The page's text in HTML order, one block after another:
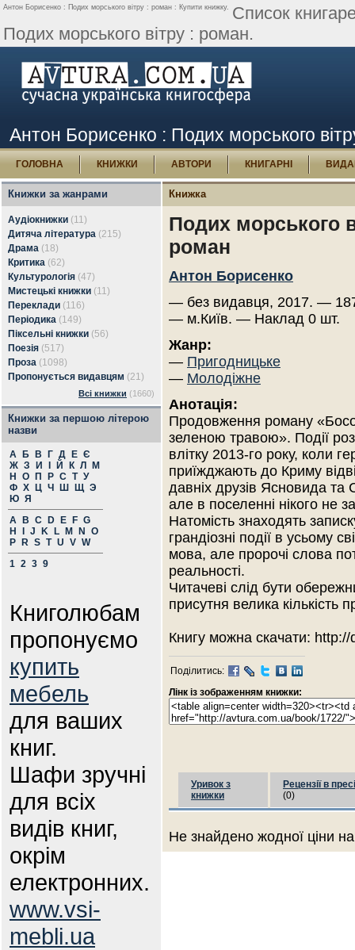
Антон Борисенко : Подих морського вітру : роман : Купити книжку. Список
Подих морського вітру : роман.
Антон Борисенко : Подих морського
ГОЛОВНА КНИЖКИ АВТОРИ КНИГАРНІ
Книжки за жанрами
Аудіокнижки (11)
Дитяча література (215)
Драма (18)
Критика (62)
Культурологія (47)
Мистецькі книжки (11)
Переклади (116)
Періодика (149)
Піксельні книжки (56)
Поезія (517)
Проза (1098)
Пропонується видавцям (21)
Всі книжки (1660)
Книжки за першою літерою
назви
А Б В Г Д Е Є
Ж З И Й К Л
М
Н
О П Р С Т У
Ф Х Ц Ч Ш Щ Э
Ю Я
A
B C D E F G
H
J K L M N
O
P
R S T U V W
1 2 3 9
Книголюбам
пропонуємо
купить
мебель
для ваших
книг.
Шафи зручні
для всіх
видів книг,
окрім
електронних.
www.vsi-
mebli.ua
Книжка
Подих морського
роман
Антон Борисенко
— без видавця, 2017. —
— м.Київ. — Наклад 0 шт.
Жанр:
— Пригодницьке
— Молодіжне
Анотація:
Продовження роману
зеленою травою». Події
влітку 2013-го року, коли
приїжджають до Криму
давніх друзів Ясновида та
але в поселенні нікого не
Натомість знаходять
грандіозні події в усьому
мова, але пророчі слова
реальності.
Читачеві слід бути
присутня велика кількість
Книгу можна скачати:
Поділитись:
Лінк із зображенням книжки:
Уривок з
книжки
Рецензії в пресі
(0)
Не знайдено жодної ціни